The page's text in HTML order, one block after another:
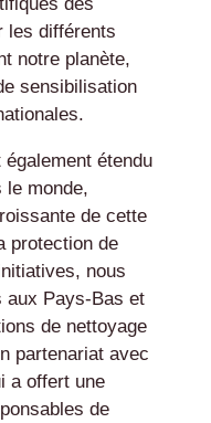
les différents
notre planète,
sensibilisation
étendu
le monde,
de cette
protection de
nous
aux Pays-Bas et
de nettoyage
partenariat avec
a offert une
de